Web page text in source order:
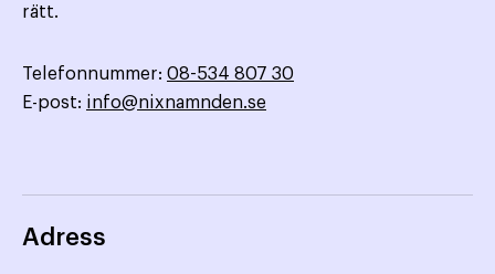
rätt.
Telefonnummer: 08-534 807 30
E-post: info@nixnamnden.se
Adress